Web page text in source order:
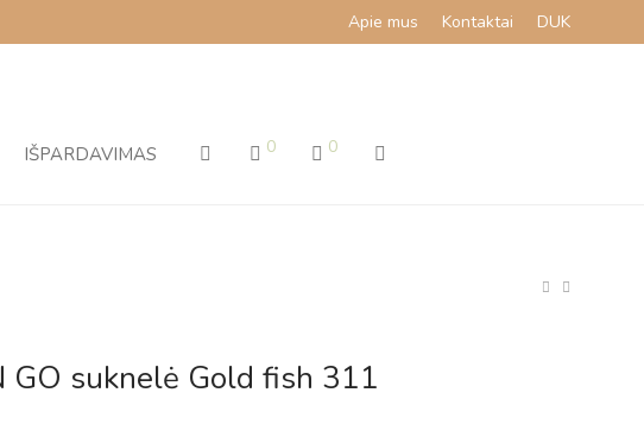
Apie mus Kontaktai DUK
IŠPARDAVIMAS 0 0
GO suknelė Gold fish 311